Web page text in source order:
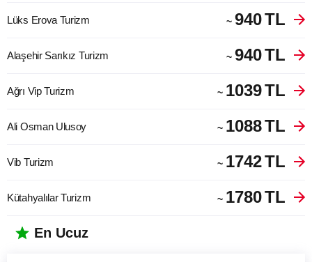
Lüks Erova Turizm ~ 940TL
Alaşehir Sarıkız Turizm ~ 940TL
Ağrı Vip Turizm ~ 1039TL
Ali Osman Ulusoy ~ 1088TL
Vib Turizm ~ 1742TL
Kütahyalılar Turizm ~ 1780TL
En Ucuz